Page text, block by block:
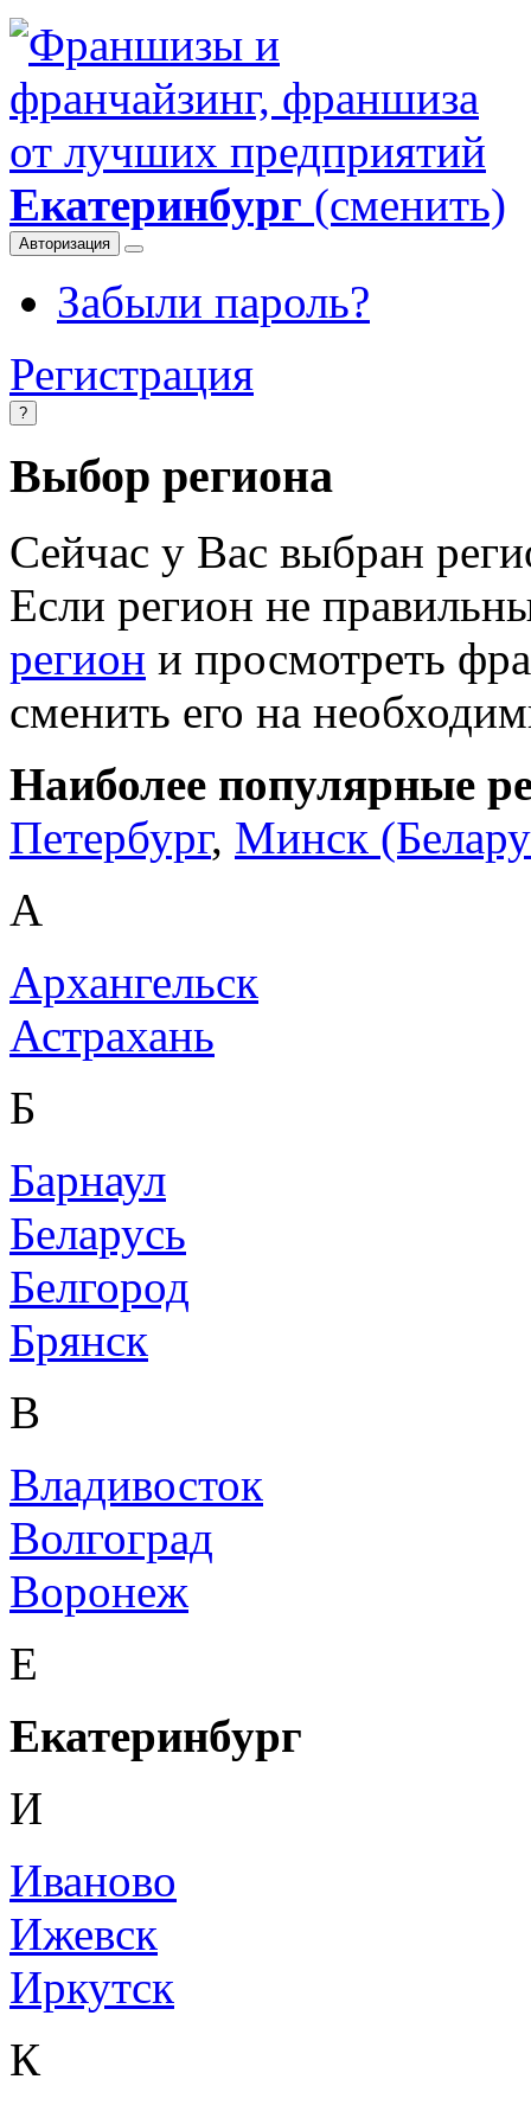
Екатеринбург (сменить)
Авторизация
Забыли пароль?
Регистрация
?
Выбор региона
Сейчас у Вас выбран
Если регион не
регион и просмотреть
сменить его на
Наиболее популярные
Петербург, Минск
А
Архангельск
Астрахань
Б
Барнаул
Беларусь
Белгород
Брянск
В
Владивосток
Волгоград
Воронеж
Е
Екатеринбург
И
Иваново
Ижевск
Иркутск
К